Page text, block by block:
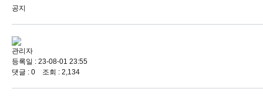
공지
관리자
등록일 : 23-08-01 23:55
댓글 : 0 조회 : 2,134